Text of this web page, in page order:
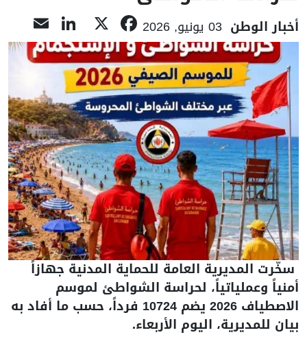
أخبار الوطن 03 يونيو, 2026 Facebook
سخّرت المديرية العامة للحماية المدنية جهازاً
أمنياً وعملياتياً، لحراسة الشواطئ لموسم
الاصطياف 2026 يضم 10724 فرداً، حسب ما أفاد به
بيان للمديرية، اليوم الأربعاء.